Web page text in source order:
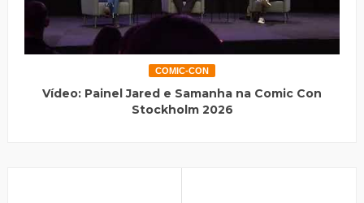
COMIC-CON
Vídeo: Painel Jared e Samanha na Comic Con
Stockholm 2026